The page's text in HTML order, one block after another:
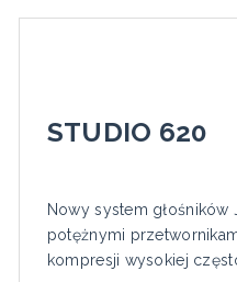
STUDIO 620
Nowy system
potężnymi
kompresji wysokiej